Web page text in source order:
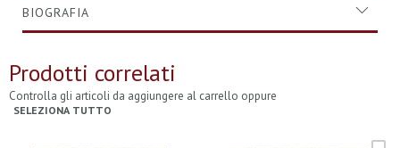
BIOGRAFIA
Prodotti correlati
Controlla gli articoli da aggiungere al carrello oppure
SELEZIONA TUTTO